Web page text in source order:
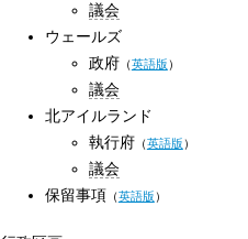
議会
ウェールズ
政府（英語版）
議会
北アイルランド
執行府（英語版）
議会
保留事項 （英語版）